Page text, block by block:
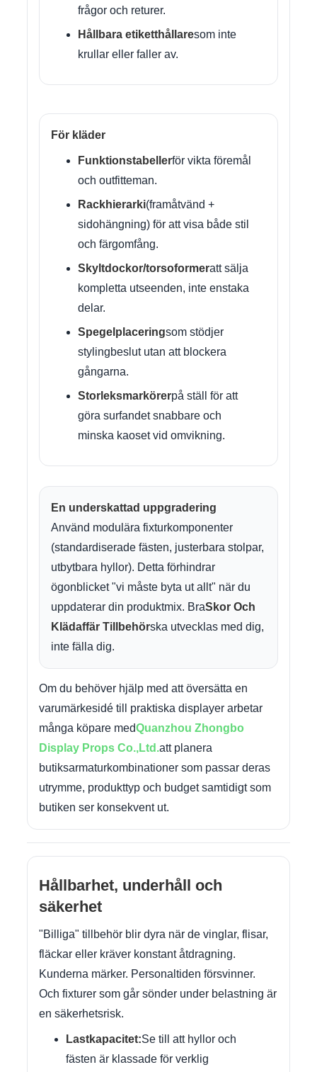
frågor och returer.
Hållbara etiketthållaresom inte
krullar eller faller av.
För kläder
Funktionstabellerför vikta föremål
och outfitteman.
Rackhierarki(framåtvänd +
sidohängning) för att visa både stil
och färgomfång.
Skyltdockor/torsoformeratt sälja
kompletta utseenden, inte enstaka
delar.
Spegelplaceringsom stödjer
stylingbeslut utan att blockera
gångarna.
Storleksmarkörerpå ställ för att
göra surfandet snabbare och
minska kaoset vid omvikning.
En underskattad uppgradering
Använd modulära fixturkomponenter
(standardiserade fästen, justerbara stolpar,
utbytbara hyllor). Detta förhindrar
ögonblicket "vi måste byta ut allt" när du
uppdaterar din produktmix. BraSkor Och
Klädaffär Tillbehörska utvecklas med dig,
inte fälla dig.
Om du behöver hjälp med att översätta en
varumärkesidé till praktiska displayer arbetar
många köpare medQuanzhou Zhongbo
Display Props Co.,Ltd.att planera
butiksarmaturkombinationer som passar deras
utrymme, produkttyp och budget samtidigt som
butiken ser konsekvent ut.
Hållbarhet, underhåll och
säkerhet
"Billiga" tillbehör blir dyra när de vinglar, flisar,
fläckar eller kräver konstant åtdragning.
Kunderna märker. Personaltiden försvinner.
Och fixturer som går sönder under belastning är
en säkerhetsrisk.
Lastkapacitet:Se till att hyllor och
fästen är klassade för verklig